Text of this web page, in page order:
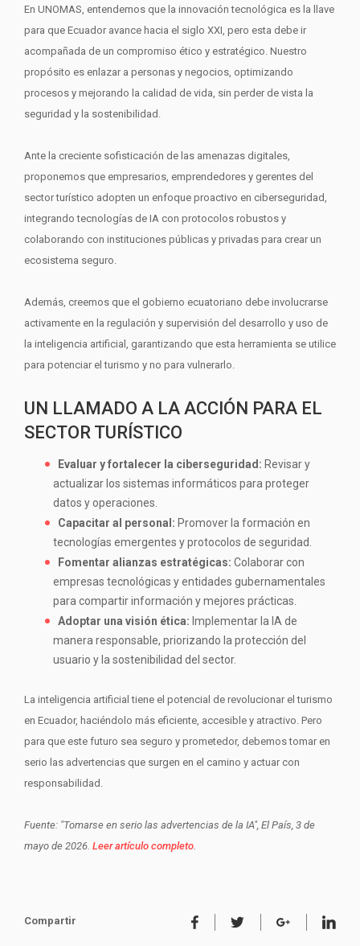
En UNOMAS, entendemos que la innovación tecnológica es la llave
para que Ecuador avance hacia el siglo XXI, pero esta debe ir
acompañada de un compromiso ético y estratégico. Nuestro
propósito es enlazar a personas y negocios, optimizando
procesos y mejorando la calidad de vida, sin perder de vista la
seguridad y la sostenibilidad.
Ante la creciente sofisticación de las amenazas digitales,
proponemos que empresarios, emprendedores y gerentes del
sector turístico adopten un enfoque proactivo en ciberseguridad,
integrando tecnologías de IA con protocolos robustos y
colaborando con instituciones públicas y privadas para crear un
ecosistema seguro.
Además, creemos que el gobierno ecuatoriano debe involucrarse
activamente en la regulación y supervisión del desarrollo y uso de
la inteligencia artificial, garantizando que esta herramienta se utilice
para potenciar el turismo y no para vulnerarlo.
UN LLAMADO A LA ACCIÓN PARA EL
SECTOR TURÍSTICO
Evaluar y fortalecer la ciberseguridad: Revisar y
actualizar los sistemas informáticos para proteger
datos y operaciones.
Capacitar al personal: Promover la formación en
tecnologías emergentes y protocolos de seguridad.
Fomentar alianzas estratégicas: Colaborar con
empresas tecnológicas y entidades gubernamentales
para compartir información y mejores prácticas.
Adoptar una visión ética: Implementar la IA de
manera responsable, priorizando la protección del
usuario y la sostenibilidad del sector.
La inteligencia artificial tiene el potencial de revolucionar el turismo
en Ecuador, haciéndolo más eficiente, accesible y atractivo. Pero
para que este futuro sea seguro y prometedor, debemos tomar en
serio las advertencias que surgen en el camino y actuar con
responsabilidad.
Fuente: "Tomarse en serio las advertencias de la IA", El País, 3 de
mayo de 2026. Leer artículo completo.
Compartir